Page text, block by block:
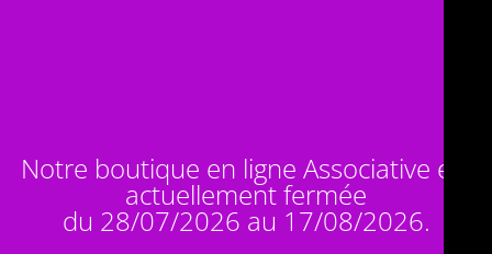
Notre boutique en ligne Associative est
actuellement fermée
du 28/07/2026 au 17/08/2026.